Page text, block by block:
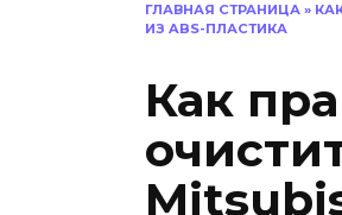
ГЛАВНАЯ СТРАНИЦА »
ИЗ ABS-ПЛАСТИКА
Как